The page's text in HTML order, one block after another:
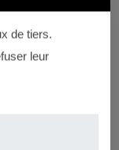
de tiers.
leur
piscine